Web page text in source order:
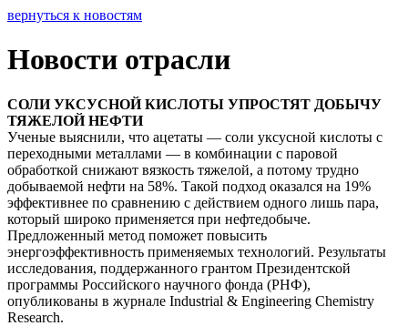
вернуться к новостям
Новости отрасли
СОЛИ УКСУСНОЙ КИСЛОТЫ УПРОСТЯТ ДОБЫЧУ
ТЯЖЕЛОЙ НЕФТИ
Ученые выяснили, что ацетаты — соли уксусной кислоты с
переходными металлами — в комбинации с паровой
обработкой снижают вязкость тяжелой, а потому трудно
добываемой нефти на 58%. Такой подход оказался на 19%
эффективнее по сравнению с действием одного лишь пара,
который широко применяется при нефтедобыче.
Предложенный метод поможет повысить
энергоэффективность применяемых технологий. Результаты
исследования, поддержанного грантом Президентской
программы Российского научного фонда (РНФ),
опубликованы в журнале Industrial & Engineering Chemistry
Research.